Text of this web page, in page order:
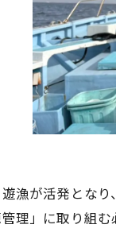
漁が活発とな
理」に取り組む